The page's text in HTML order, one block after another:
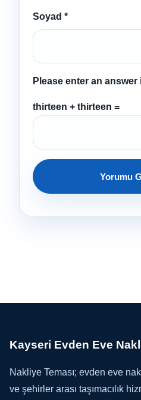
Soyad *
Please enter an
thirteen + thirteen =
Kayseri Evden Eve
Nakliye Teması; evden eve
ve şehirler arası taşımacılık